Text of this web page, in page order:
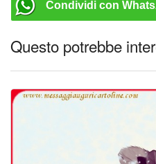
Condividi con
Questo potrebbe